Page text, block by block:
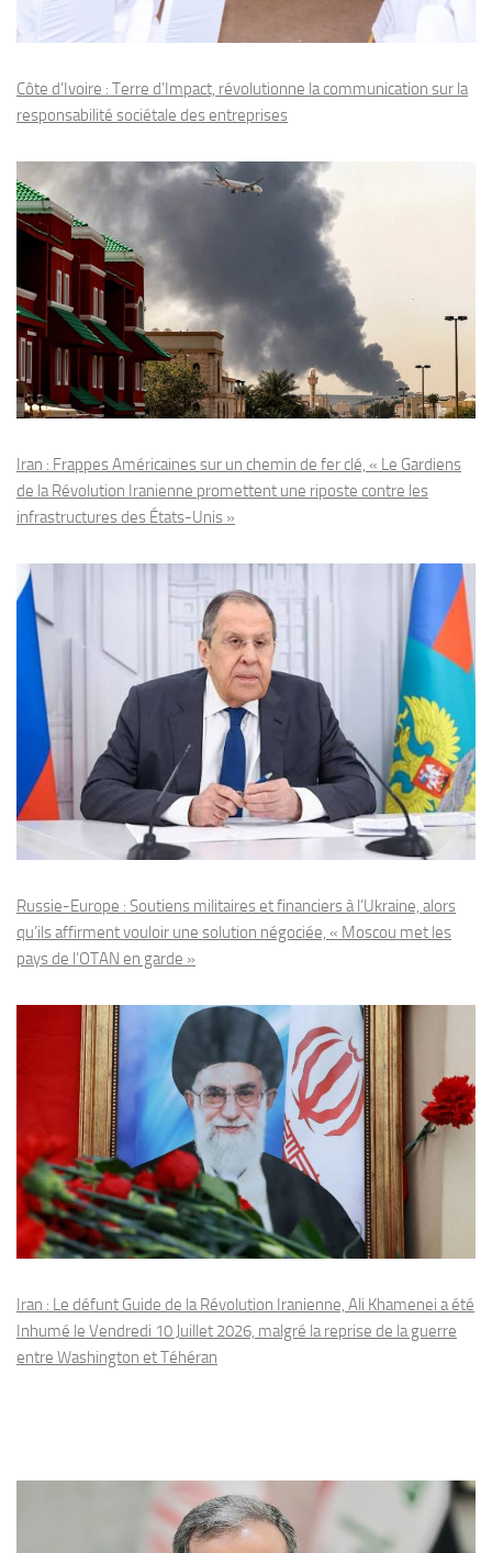
Côte d’Ivoire : Terre d’Impact, révolutionne la communication sur la
responsabilité sociétale des entreprises
Iran : Frappes Américaines sur un chemin de fer clé, « Le Gardiens
de la Révolution Iranienne promettent une riposte contre les
infrastructures des États-Unis »
Russie-Europe : Soutiens militaires et financiers à l’Ukraine, alors
qu’ils affirment vouloir une solution négociée, « Moscou met les
pays de l’OTAN en garde »
Iran : Le défunt Guide de la Révolution Iranienne, Ali Khamenei a été
Inhumé le Vendredi 10 Juillet 2026, malgré la reprise de la guerre
entre Washington et Téhéran